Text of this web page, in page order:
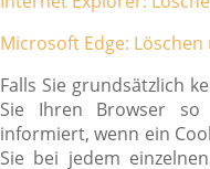
Microsoft Edge:
Falls Sie grundsätzlich
Sie Ihren Browser
informiert, wenn ein
Sie bei jedem